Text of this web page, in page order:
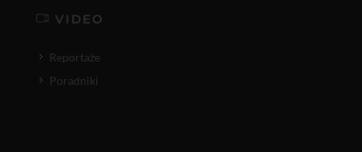
VIDEO
Reportaże
Poradniki